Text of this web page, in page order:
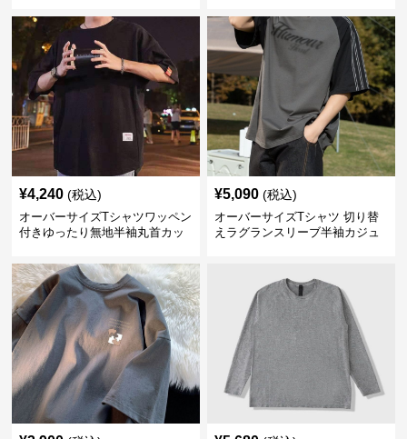
¥4,240 (税込)
オーバーサイズTシャツワッペン
付きゆったり無地半袖丸首カッ
¥5,090 (税込)
オーバーサイズTシャツ 切り替
えラグランスリーブ半袖カジュ